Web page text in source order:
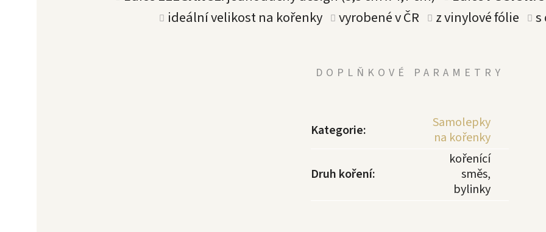
ideální velikost na kořenky
vyrobené v ČR z vinylové fólie s
DOPLŇKOVÉ PARAMETRY
Kategorie:
Samolepky
na kořenky
Druh koření:
kořenící
směs,
bylinky